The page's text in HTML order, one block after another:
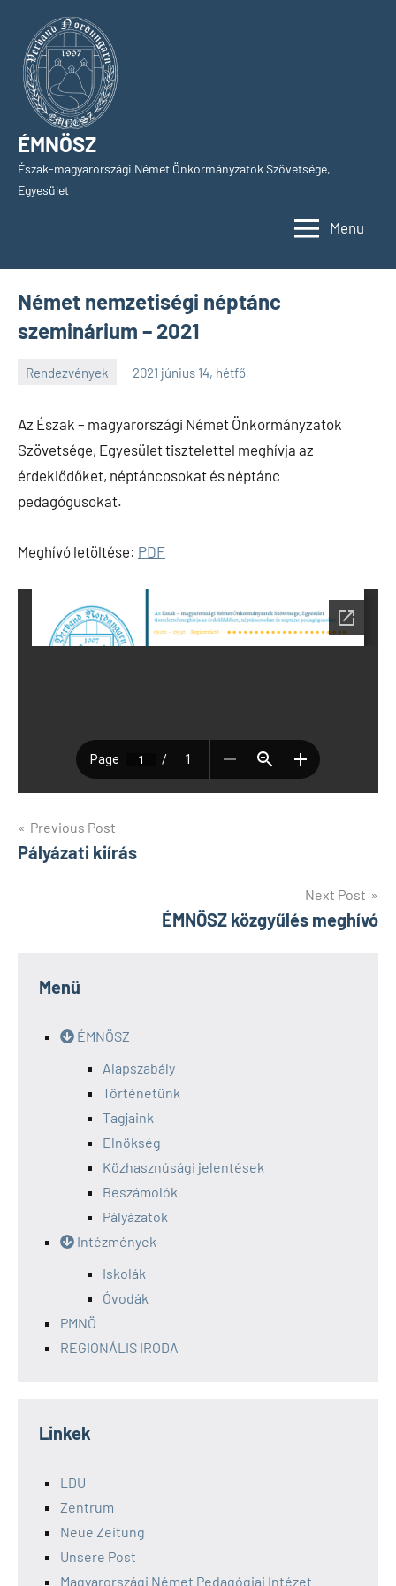
content
ÉMNÖSZ
Észak-magyarországi Német Önkormányzatok Szövetsége,
Egyesület
Menu
Német nemzetiségi néptánc
szeminárium – 2021
Rendezvények 2021 június 14, hétfő
Az Észak – magyarországi Német Önkormányzatok
Szövetsége, Egyesület tisztelettel meghívja az
érdeklődőket, néptáncosokat és néptánc
pedagógusokat.
Meghívó letöltése: PDF
Bejegyzés
navigáció
Previous Post
Pályázati kiírás
Next Post
ÉMNÖSZ közgyűlés meghívó
Menü
ÉMNÖSZ
Alapszabály
Történetünk
Tagjaink
Elnökség
Közhasznúsági jelentések
Beszámolók
Pályázatok
Intézmények
Iskolák
Óvodák
PMNÖ
REGIONÁLIS IRODA
Linkek
LDU
Zentrum
Neue Zeitung
Unsere Post
Magyarországi Német Pedagógiai Intézet